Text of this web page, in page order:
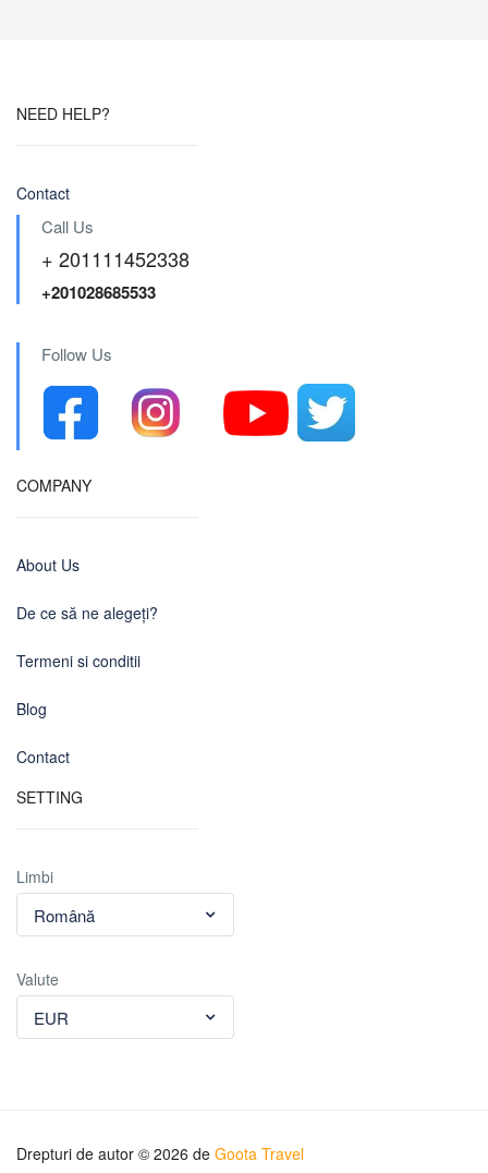
NEED HELP?
Contact
Call Us
+ 201111452338
+201028685533
Follow Us
COMPANY
About Us
De ce să ne alegeți?
Termeni si conditii
Blog
Contact
SETTING
Limbi
Română
Valute
EUR
Drepturi de autor © 2026 de Goota Travel